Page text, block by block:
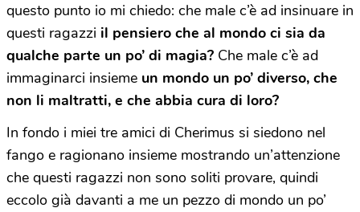
questo punto io mi chiedo: che male c’è ad insinuare in
questi ragazzi il pensiero che al mondo ci sia da
qualche parte un po’ di magia? Che male c’è ad
immaginarci insieme un mondo un po’ diverso, che
non li maltratti, e che abbia cura di loro?
In fondo i miei tre amici di Cherimus si siedono nel
fango e ragionano insieme mostrando un’attenzione
che questi ragazzi non sono soliti provare, quindi
eccolo già davanti a me un pezzo di mondo un po’